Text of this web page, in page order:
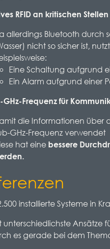
RFID an kritischen Stellen
allerdings Bluetooth durch
nicht so sicher ist,
Eine Schaltung aufgrund
Ein Alarm aufgrund einer
GHz-Frequenz für
die Informationen über
GHz-Frequenz verwendet
hat eine bessere
installierte Systeme in
unterschiedlichste Ansätze
es gerade bei dem